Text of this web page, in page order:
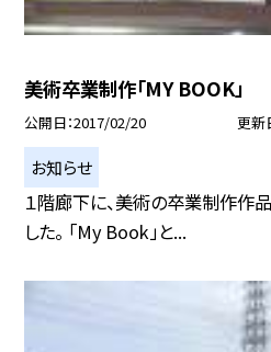
美術卒業制作「MY BOOK」
公開日 2017/02/20 更新
お知らせ
１階廊下に、美術の卒業制作作
した。 「My Book」と...